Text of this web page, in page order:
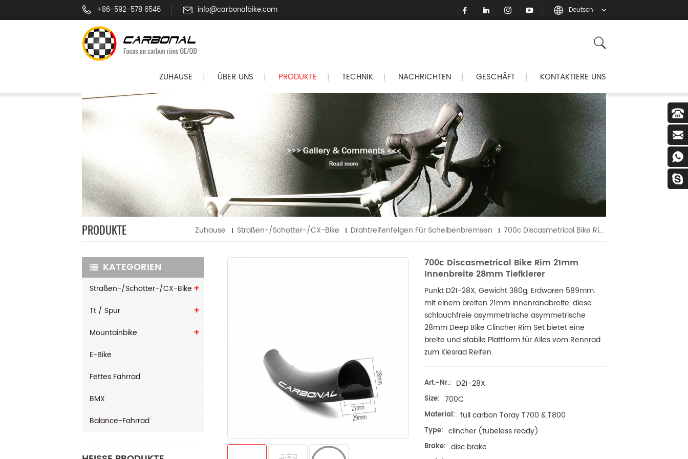
+86-592-578 6546 info@carbonalbike.com Deutsch
ZUHAUSE | ÜBER UNS | PRODUKTE | TECHNIK | NACHRICHTEN | GESCHÄFT | KONTAKTIERE UNS
PRODUKTE Zuhause Straßen-/Schotter-/CX-Bike Drahtreifenfelgen Für Scheibenbremsen 700c Discasmetrical Bike Rim 21mm Innenbreite 28mm Tiefklerer
KATEGORIEN
Straßen-/Schotter-/CX-Bike
Tt / Spur
Mountainbike
E-Bike
Fettes Fahrrad
BMX
Balance-Fahrrad
700c Discasmetrical Bike Rim 21mm
Innenbreite 28mm Tiefklerer
Punkt D21-28X, Gewicht 380g, Erdwaren 589mm.
mit einem breiten 21mm Innenrandbreite, diese
schlauchfreie asymmetrische asymmetrische
28mm Deep Bike Clincher Rim Set bietet eine
breite und stabile Plattform für Alles vom Rennrad
zum Kiesrad Reifen.
Art.-Nr.: D21-28X
Size: 700C
Material: full carbon Toray T700 & T800
Type: clincher (tubeless ready)
Brake: disc brake